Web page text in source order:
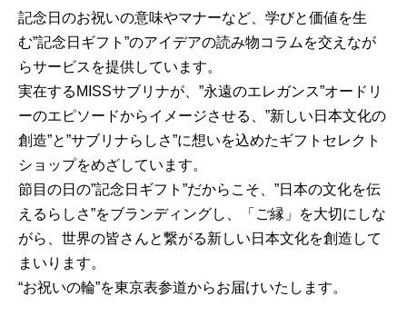
記念日のお祝いの意味やマナーなど、学びと価値を生
む”記念日ギフト”のアイデアの読み物コラムを交えなが
らサービスを提供しています。
実在するMISSサブリナが、”永遠のエレガンス”オードリ
ーのエピソードからイメージさせる、”新しい日本文化の
創造”と”サブリナらしさ”に想いを込めたギフトセレクト
ショップをめざしています。
節目の日の”記念日ギフト”だからこそ、”日本の文化を伝
えるらしさ”をブランディングし、「ご縁」を大切にしな
がら、世界の皆さんと繋がる新しい日本文化を創造して
まいります。
“お祝いの輪”を東京表参道からお届けいたします。